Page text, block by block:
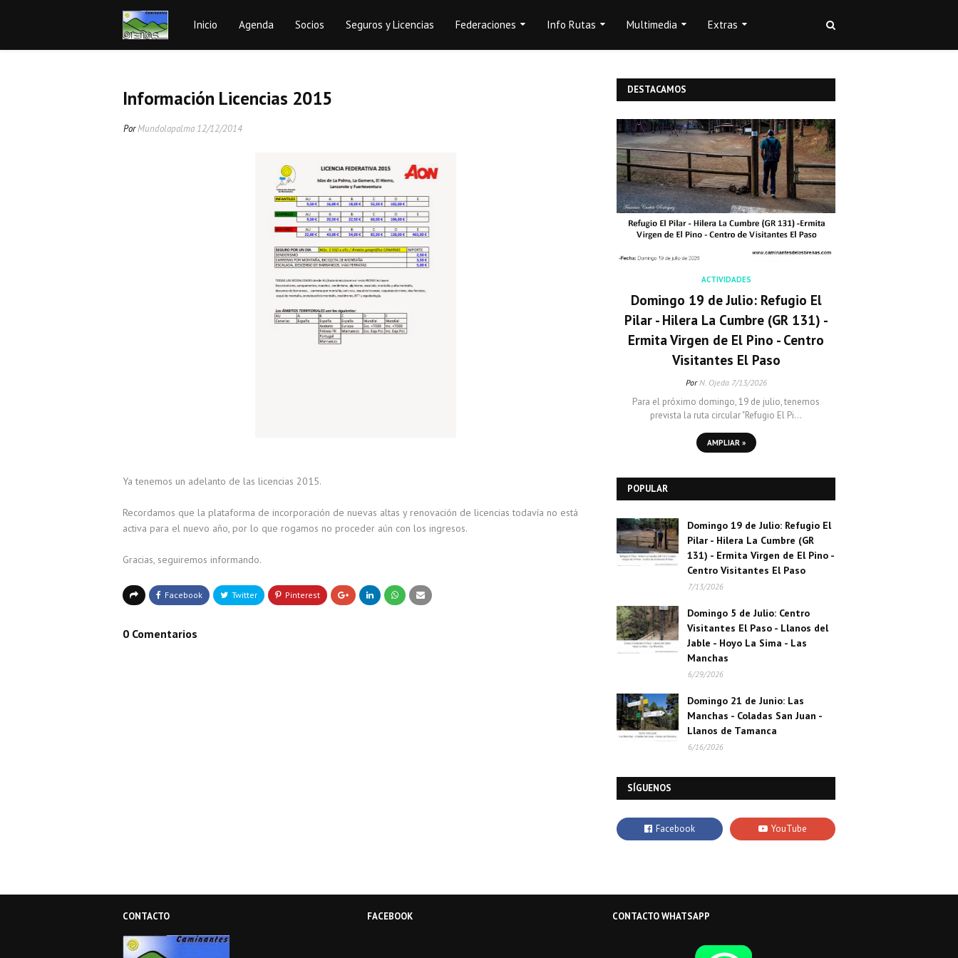
Inicio Agenda Socios Seguros y Licencias Federaciones Info Rutas Multimedia Extras
Información Licencias 2015
PorMundolapalma 12/12/2014
Ya tenemos un adelanto de las licencias 2015.
Recordamos que la plataforma de incorporación de nuevas altas y renovación de licencias todavía no está
activa para el nuevo año, por lo que rogamos no proceder aún con los ingresos.
Gracias, seguiremos informando.
0 Comentarios
DESTACAMOS
ACTIVIDADES
Domingo 19 de Julio: Refugio El
Pilar - Hilera La Cumbre (GR 131) -
Ermita Virgen de El Pino - Centro
Visitantes El Paso
Por N. Ojeda 7/13/2026
Para el próximo domingo, 19 de julio, tenemos
prevista la ruta circular "Refugio El Pi…
AMPLIAR »
POPULAR
Domingo 19 de Julio: Refugio El
Pilar - Hilera La Cumbre (GR
131) - Ermita Virgen de El Pino -
Centro Visitantes El Paso
7/13/2026
Domingo 5 de Julio: Centro
Visitantes El Paso - Llanos del
Jable - Hoyo La Sima - Las
Manchas
6/29/2026
Domingo 21 de Junio: Las
Manchas - Coladas San Juan -
Llanos de Tamanca
6/16/2026
SÍGUENOS
CONTACTO FACEBOOK CONTACTO WHATSAPP